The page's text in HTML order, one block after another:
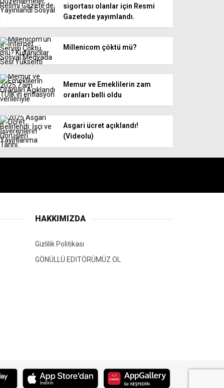
sigortası olanlar için Resmi
Gazetede yayımlandı.
Millenicom çöktü mü?
Memur ve Emeklilerin zam
oranları belli oldu
Asgari ücret açıklandı!
(Videolu)
HAKKIMIZDA
Gizlilik Politikası
GÖNÜLLÜ EDİTÖRÜMÜZ OL